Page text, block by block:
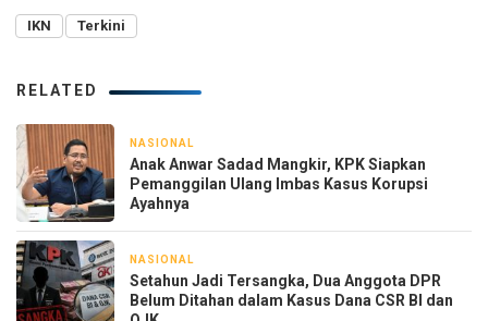
IKN Terkini
RELATED
NASIONAL
Anak Anwar Sadad Mangkir, KPK Siapkan
Pemanggilan Ulang Imbas Kasus Korupsi
Ayahnya
NASIONAL
Setahun Jadi Tersangka, Dua Anggota DPR
Belum Ditahan dalam Kasus Dana CSR BI dan